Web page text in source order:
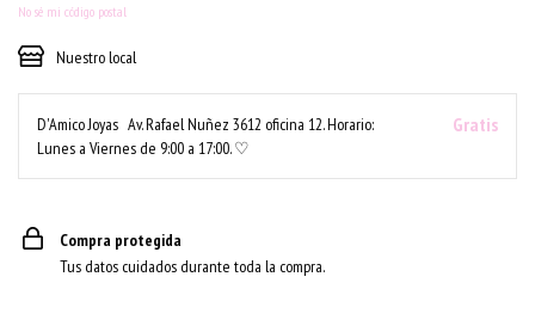
No sé mi código postal
Nuestro local
D'Amico Joyas Av. Rafael Nuñez 3612 oficina 12. Horario:
Lunes a Viernes de 9:00 a 17:00. ♡
Gratis
Compra protegida
Tus datos cuidados durante toda la compra.